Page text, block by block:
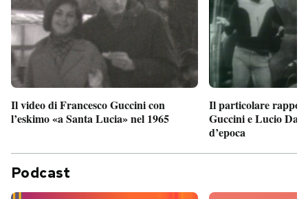
AREA PERSONALE
Il video di Francesco Guccini con
l’eskimo «a Santa Lucia» nel 1965
Il particolare
Guccini e Lucio
d’epoca
Podcast